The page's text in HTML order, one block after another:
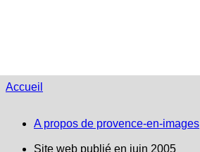
Accueil
A propos de provence-en-images
Site web publié en juin 2005